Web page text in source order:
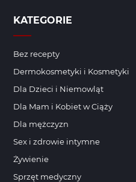
KATEGORIE
Bez recepty
Dermokosmetyki i Kosmetyki
Dla Dzieci i Niemowląt
Dla Mam i Kobiet w Ciąży
Dla mężczyzn
Sex i zdrowie intymne
Żywienie
Sprzęt medyczny